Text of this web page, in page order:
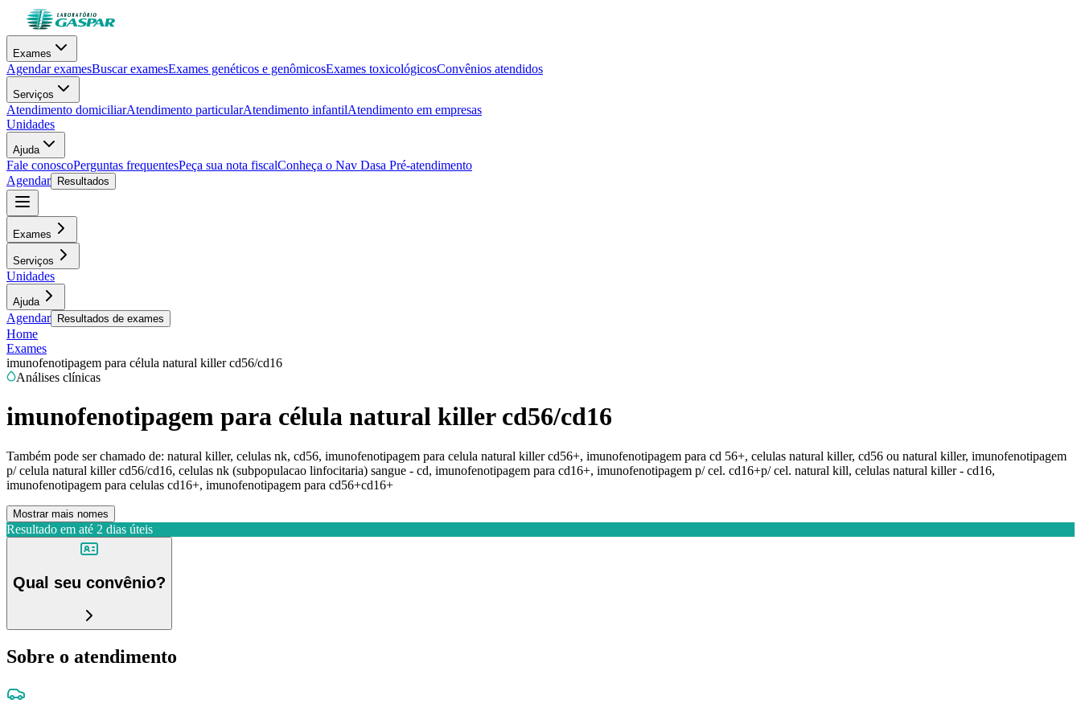
Exames
Agendar examesBuscar examesExames genéticos e genômicosExames toxicológicosConvênios atendidos
Serviços
Atendimento domiciliarAtendimento particularAtendimento infantilAtendimento em empresas
Unidades
Ajuda
Fale conoscoPerguntas frequentesPeça sua nota fiscalConheça o Nav Dasa Pré-atendimento
Agendar
Resultados
Exames
Serviços
Unidades
Ajuda
Agendar Resultados de exames
Home
Exames
imunofenotipagem para célula natural killer cd56/cd16
Análises clínicas
imunofenotipagem para célula natural killer cd56/cd16
Também pode ser chamado de: natural killer, celulas nk, cd56, imunofenotipagem para celula natural killer cd56+, imunofenotipagem para cd 56+, celulas natural killer, cd56 ou natural killer, imunofenotipagem
p/ celula natural killer cd56/cd16, celulas nk (subpopulacao linfocitaria) sangue - cd, imunofenotipagem para cd16+, imunofenotipagem p/ cel. cd16+p/ cel. natural kill, celulas natural killer - cd16,
imunofenotipagem para celulas cd16+, imunofenotipagem para cd56+cd16+
Mostrar mais nomes
Resultado em até 2 dias úteis
Qual seu convênio?
Sobre o atendimento